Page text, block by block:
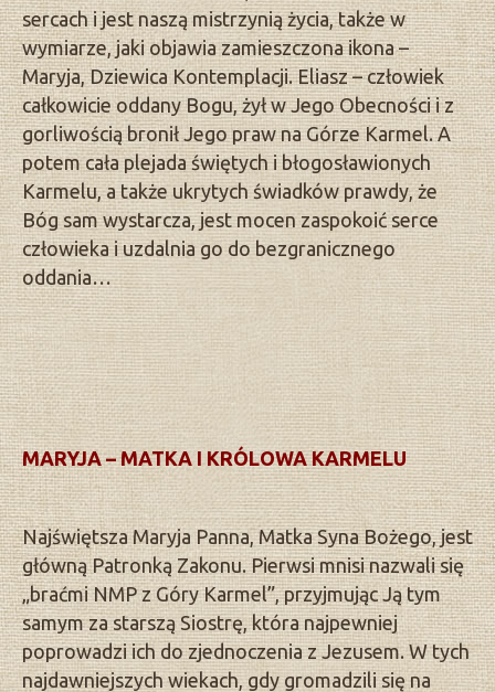
sercach i jest naszą mistrzynią życia, także w
wymiarze, jaki objawia zamieszczona ikona –
Maryja, Dziewica Kontemplacji. Eliasz – człowiek
całkowicie oddany Bogu, żył w Jego Obecności i z
gorliwością bronił Jego praw na Górze Karmel. A
potem cała plejada świętych i błogosławionych
Karmelu, a także ukrytych świadków prawdy, że
Bóg sam wystarcza, jest mocen zaspokoić serce
człowieka i uzdalnia go do bezgranicznego
oddania…
MARYJA – MATKA I KRÓLOWA KARMELU
Najświętsza Maryja Panna, Matka Syna Bożego, jest
główną Patronką Zakonu. Pierwsi mnisi nazwali się
„braćmi NMP z Góry Karmel”, przyjmując Ją tym
samym za starszą Siostrę, która najpewniej
poprowadzi ich do zjednoczenia z Jezusem. W tych
najdawniejszych wiekach, gdy gromadzili się na